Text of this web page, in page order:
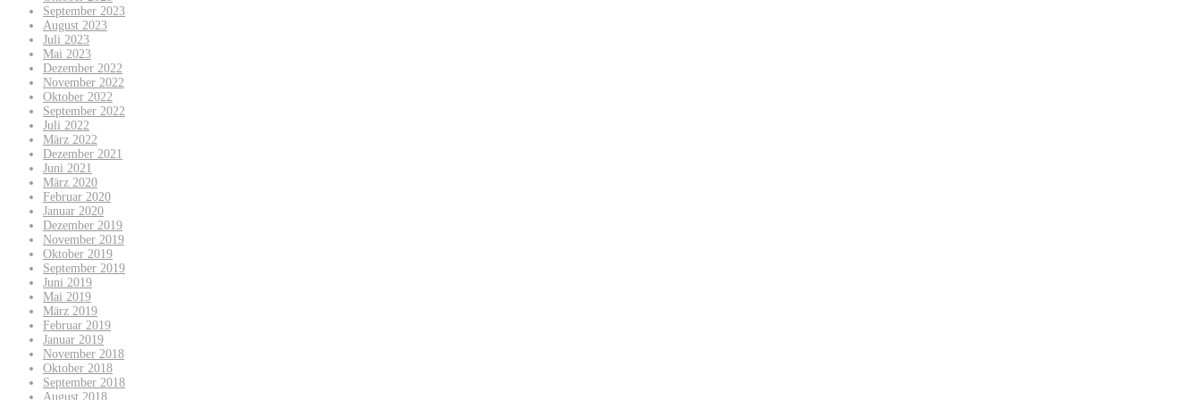
September 2023
August 2023
Juli 2023
Mai 2023
Dezember 2022
November 2022
Oktober 2022
September 2022
Juli 2022
März 2022
Dezember 2021
Juni 2021
März 2020
Februar 2020
Januar 2020
Dezember 2019
November 2019
Oktober 2019
September 2019
Juni 2019
Mai 2019
März 2019
Februar 2019
Januar 2019
November 2018
Oktober 2018
September 2018
August 2018